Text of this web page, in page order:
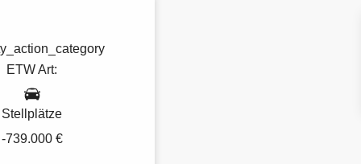
ETWArt:
Stellplätze
-739.000 €